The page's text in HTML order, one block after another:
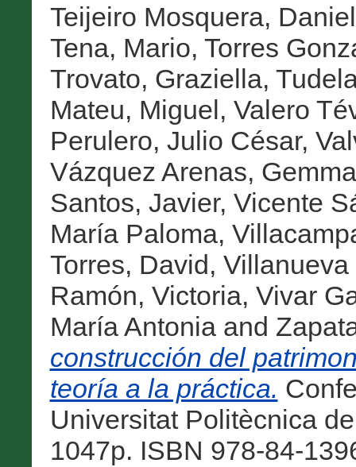
Teijeiro Mosquera,
Tena, Mario, Torres
Trovato, Graziella,
Mateu, Miguel, Valero
Perulero, Julio César,
Vázquez Arenas, Gemma
Santos, Javier, Vicente
María Paloma,
Torres, David,
Ramón, Victoria, Vivar
María Antoniaand
construcción del
teoría a la práctica.
Universitat Politècnica
1047p. ISBN 978-84-